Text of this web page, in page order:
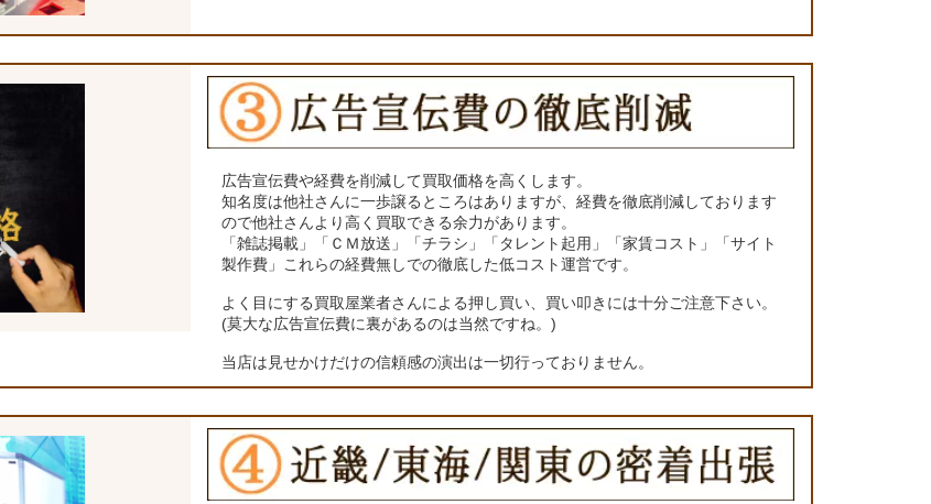
広告宣伝費や経費を削減して買取価格を高くします。
知名度は他社さんに一歩譲るところはありますが、経費を徹底削減しております
ので他社さんより高く買取できる余力があります。
「雑誌掲載」「ＣＭ放送」「チラシ」「タレント起用」「家賃コスト」「サイト
製作費」これらの経費無しでの徹底した低コスト運営です。
よく目にする買取屋業者さんによる押し買い、買い叩きには十分ご注意下さい。
(莫大な広告宣伝費に裏があるのは当然ですね。)
当店は見せかけだけの信頼感の演出は一切行っておりません。